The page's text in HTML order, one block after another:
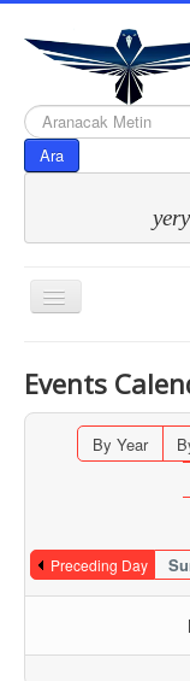
arama...
Ara
Gezinme
geçişini
Events
By Year
Preceding Day